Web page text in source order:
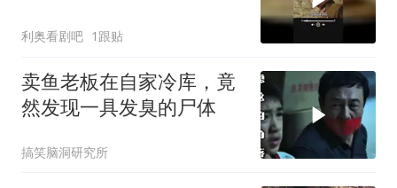
利奥看剧吧 1跟贴
卖鱼老板在自家冷库，竟
然发现一具发臭的尸体
搞笑脑洞研究所